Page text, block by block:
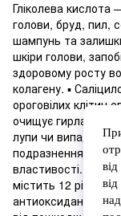
Гліколева кислота
голови, бруд, пил,
шампунь та
шкіри голови,
здоровому росту
колагену. ▪️
ороговілих клітин
очищує гирла
лупи чи випадінню
подразнення, має
властивості. ▪️
містить 12 різних
антиоксидантами,